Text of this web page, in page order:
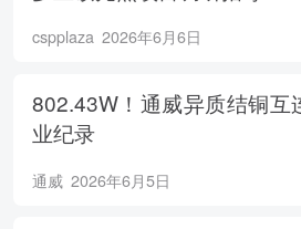
cspplaza 2026年6月6日
802.43W！通威异质结铜互
业纪录
通威 2026年6月5日